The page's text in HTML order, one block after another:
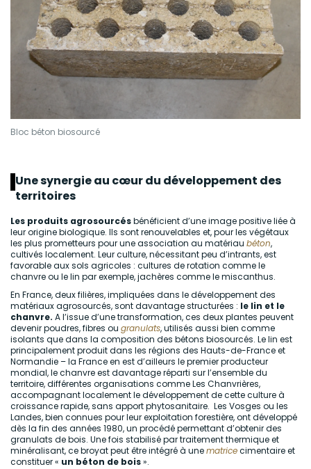
Bloc béton biosourcé
Une synergie au cœur du développement des
territoires
Les produits agrosourcésbénéficient d’une image positive liée à
leur origine biologique. Ils sont renouvelables et, pour les végétaux
les plus prometteurs pour une association au matériau béton,
cultivés localement. Leur culture, nécessitant peu d’intrants, est
favorable aux sols agricoles : cultures de rotation comme le
chanvre ou le lin par exemple, jachères comme le miscanthus.
En France, deux filières, impliquées dans le développement des
matériaux agrosourcés, sont davantage structurées : le lin et le
chanvre. A l’issue d’une transformation, ces deux plantes peuvent
devenir poudres, fibres ou granulats, utilisés aussi bien comme
isolants que dans la composition des bétons biosourcés. Le lin est
principalement produit dans les régions des Hauts-de-France et
Normandie – la France en est d’ailleurs le premier producteur
mondial, le chanvre est davantage réparti sur l’ensemble du
territoire, différentes organisations comme Les Chanvrières,
accompagnant localement le développement de cette culture à
croissance rapide, sans apport phytosanitaire. Les Vosges ou les
Landes, bien connues pour leur exploitation forestière, ont développé
dès la fin des années 1980, un procédé permettant d’obtenir des
granulats de bois. Une fois stabilisé par traitement thermique et
minéralisant, ce broyat peut être intégré à unematricecimentaire et
constituer « un béton de bois».